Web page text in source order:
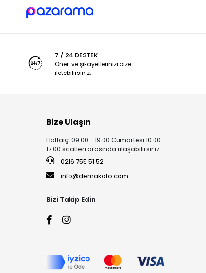
7 / 24 DESTEK
Öneri ve şikayetlerinizi bize
iletebilirsiniz.
Bize Ulaşın
Haftaiçi 09:00 - 19:00 Cumartesi 10:00 -
17:00 saatleri arasında ulaşabilirsiniz.
0216 755 51 52
info@demakoto.com
Bizi Takip Edin